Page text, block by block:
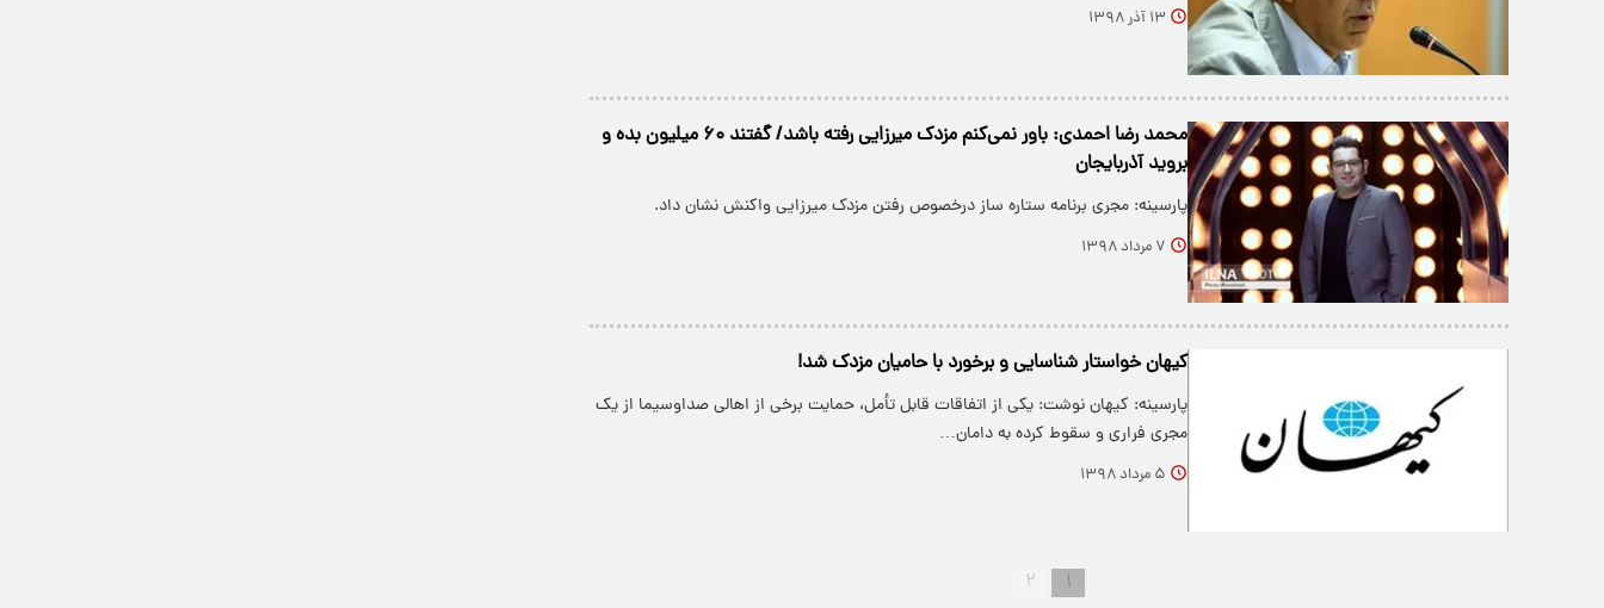
۱۳ آذر ۱۳۹۸
محمد رضا احمدی: باور نمی‌کنم مزدک میرزایی رفته باشد/ گفتند ۶۰ میلیون بده و
بروید آذربایجان
پارسینه: مجری برنامه ستاره ساز درخصوص رفتن مزدک میرزایی واکنش نشان داد.
۷ مرداد ۱۳۹۸
کیهان خواستار شناسایی و برخورد با حامیان مزدک شد!
پارسینه: کیهان نوشت: یکی از اتفاقات قابل تأمل، حمایت برخی از اهالی صداوسیما از یک
مجری فراری و سقوط‌ کرده به دامان…
۵ مرداد ۱۳۹۸
۱ ۲